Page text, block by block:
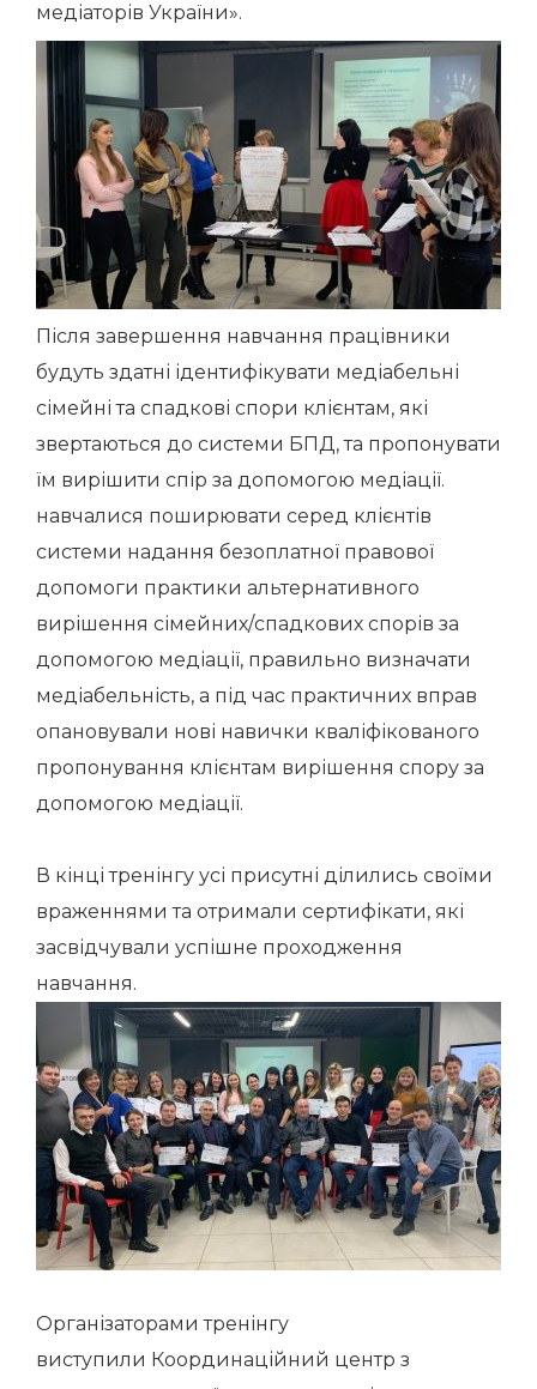
медіаторів України».
Після завершення навчання працівники
будуть здатні ідентифікувати медіабельні
сімейні та спадкові спори клієнтам, які
звертаються до системи БПД, та пропонувати
їм вирішити спір за допомогою медіації.
навчалися поширювати серед клієнтів
системи надання безоплатної правової
допомоги практики альтернативного
вирішення сімейних/спадкових спорів за
допомогою медіації, правильно визначати
медіабельність, а під час практичних вправ
опановували нові навички кваліфікованого
пропонування клієнтам вирішення спору за
допомогою медіації.
В кінці тренінгу усі присутні ділились своїми
враженнями та отримали сертифікати, які
засвідчували успішне проходження
навчання.
Організаторами тренінгу
виступили Координаційний центр з